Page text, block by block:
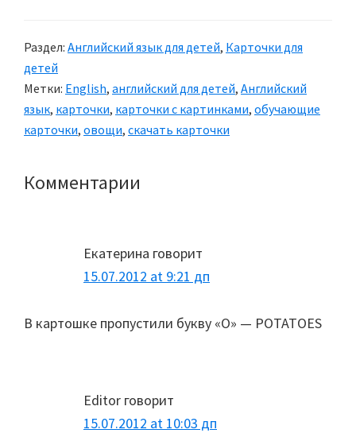
Раздел: Английский язык для детей, Карточки для
детей
Метки: English, английский для детей, Английский
язык, карточки, карточки с картинками, обучающие
карточки, овощи, скачать карточки
Reader
Комментарии
Екатерина говорит
15.07.2012 at 9:21 дп
В картошке пропустили букву «О» — POTATOES
Editor говорит
15.07.2012 at 10:03 дп